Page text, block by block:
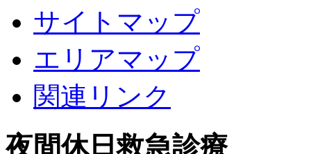
サイトマップ
エリアマップ
関連リンク
夜間休日救急診療